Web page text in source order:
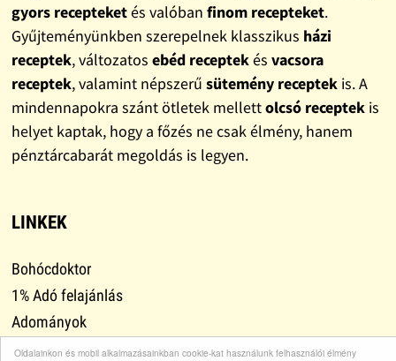
Oldalainkon és mobil alkalmazásainkban cookie-kat használunk felhasználói élmény
gyors recepteketés valóban finom recepteket.
Gyűjteményünkben szerepelnek klasszikus házi
receptek, változatos ebéd receptekés vacsora
receptek, valamint népszerű sütemény receptekis. A
mindennapokra szánt ötletek mellettolcsó receptekis
helyet kaptak, hogy a főzés ne csak élmény, hanem
pénztárcabarát megoldás is legyen.
LINKEK
Bohócdoktor
1% Adó felajánlás
Adományok
Leszokni